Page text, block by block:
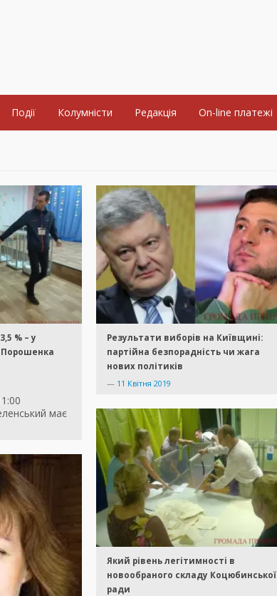
Події Колумністи Редакція On-line платежі
% – у
Порошенка
має
Результати виборів на Київщині:
партійна безпорадність чи жага
нових політиків
— 11 Квітня 2019
Який рівень легітимності в
новообраного складу Коцюбинської
ради